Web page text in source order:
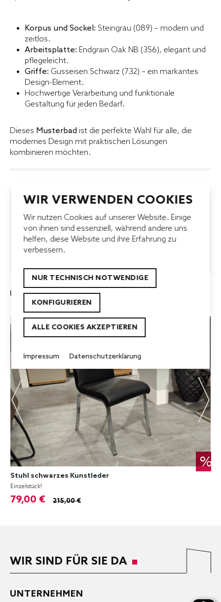
Korpus und Sockel: Steingrau (089) – modern und
zeitlos.
Arbeitsplatte: Endgrain Oak NB (356), elegant und
pflegeleicht.
Griffe: Gusseisen Schwarz (732) – ein markantes
Design-Element.
Hochwertige Verarbeitung und funktionale
Gestaltung für jeden Bedarf.
Dieses Musterbad ist die perfekte Wahl für alle, die
modernes Design mit praktischen Lösungen
kombinieren möchten.
EXPERTENBERATUNG
SICHERE BEZAHLUNG
KUNDENSUPPORT
KUNDENSERVICE
SCHNELLE LIEFERUNG
UNSERE TOP-ANGEBOTE
%
Stuhl schwarzes Kunstleder
Einzelstück!
79,00 € 215,00 €
WIR SIND FÜR SIE DA
UNTERNEHMEN
WIR VERWENDEN COOKIES
Wir nutzen Cookies auf unserer Website. Einige
von ihnen sind essenziell, während andere uns
helfen, diese Website und ihre Erfahrung zu
verbessern.
NUR TECHNISCH NOTWENDIGE
KONFIGURIEREN
ALLE COOKIES AKZEPTIEREN
Impressum Datenschutzerklärung